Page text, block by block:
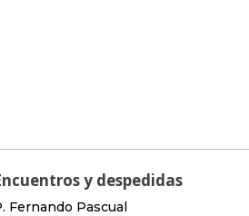
y despedidas
Fernando Pascual